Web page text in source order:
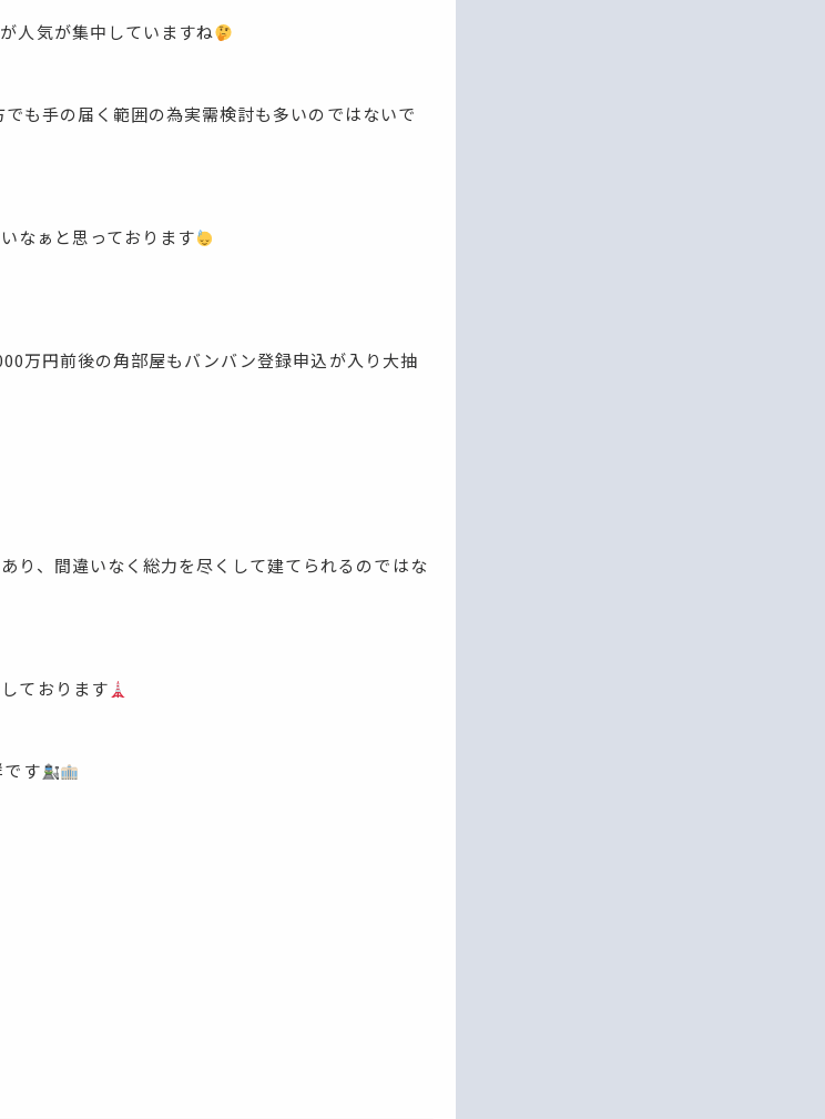
人気が集中していますね
も手の届く範囲の為実需検討も多いのではないで
なぁと思っております
万円前後の角部屋もバンバン登録申込が入り大抽
り、間違いなく総力を尽くして建てられるのではな
ております
です